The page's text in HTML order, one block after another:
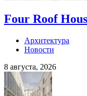
Four Roof
Архитектура
Новости
8 августа, 2026